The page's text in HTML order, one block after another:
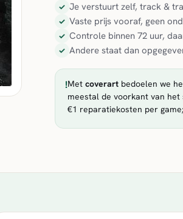
✓ Je verstuurt zelf, track &
✓ Vaste prijs vooraf, geen
✓ Controle binnen 72 uur,
✓ Andere staat dan
!Met coverartbedoelen we
meestal de voorkant van het
€1 reparatiekosten per